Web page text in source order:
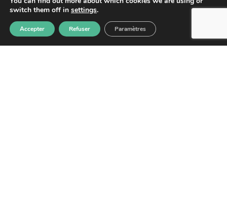
switch them off in settings.
Accepter Refuser Paramètres